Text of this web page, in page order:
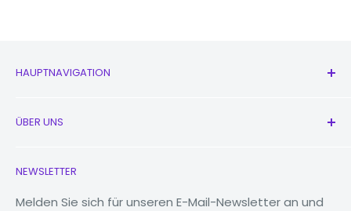
HAUPTNAVIGATION
Neu
Uhren
MacBooks
ÜBER UNS
Unsere Geschichte
Reduzieren, wiederverwenden, recyceln
NEWSLETTER
Melden Sie sich für unseren E-Mail-Newsletter an und